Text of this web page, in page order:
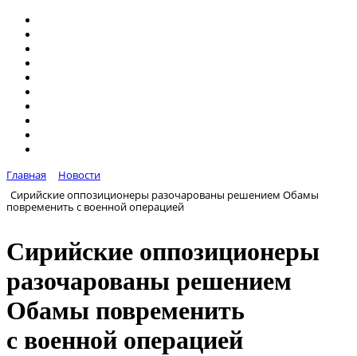
Главная
Новости
Сирийские оппозиционеры разочарованы решением Обамы
повременить с военной операцией
Сирийские оппозиционеры
разочарованы решением
Обамы повременить
с военной операцией